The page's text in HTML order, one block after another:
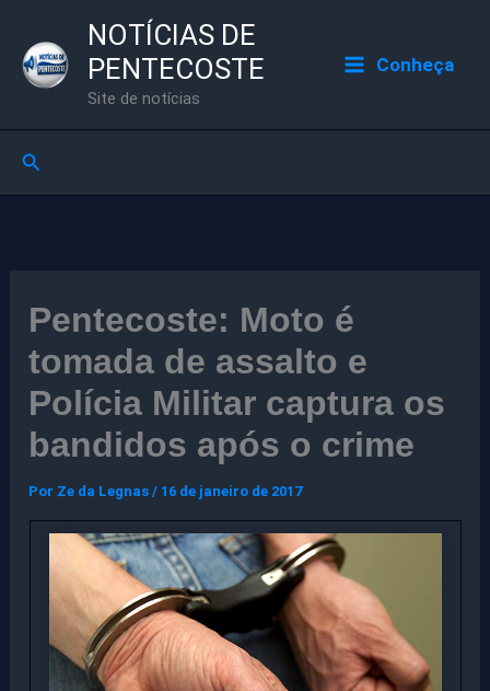
para
NOTÍCIAS DE
PENTECOSTE
Site de notícias
Conheça
Pesquisar
Pentecoste: Moto é
tomada de assalto e
Polícia Militar captura os
bandidos após o crime
Por Ze da Legnas/ 16 de janeiro de 2017